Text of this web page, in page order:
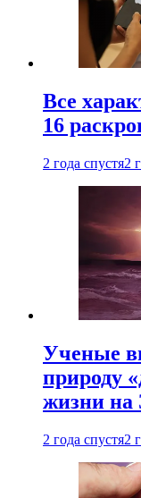
Все
16
2 года спустя2
Ученые
природу
жизни на
2 года спустя2